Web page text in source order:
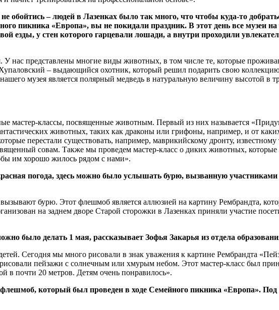
обойтись – людей в Лазенках было так много, что чтобы куда-то
пикника «Европа», вы не покидали праздник. В этот день все музеи
езды, у стен которого гарцевали лошади, а внутри проходили
нас представлены многие виды животных, в том числе те, которые
– выдающийся охотник, который решил подарить свою
музея является полярный медведь в натуральную величину высотой в
мастер-классы, посвященные животным. Первый из них называется
животных, таких как драконы или грифоны, например, и от
перестали существовать, например, маврикийскому дронту,
совам. Также мы проведем мастер-класс о диких животных, которые
им хорошо жилось рядом с нами».
погода, здесь можно было услышать бурю, вызванную
бурю. Этот флешмоб является аллюзией на картину Рембрандта,
на заднем дворе Старой сторожки в Лазенках приняли участие
было делать 1 мая, рассказывает Зофья Закарья из отдела
Сегодня мы много рисовали в знак уважения к картине Рембрандта
пейзажи с солнечным или хмурым небом. Этот мастер-класс был
в почти 20 метров. Детям очень понравилось».
который был проведен в ходе Семейного пикника «Европа». Под